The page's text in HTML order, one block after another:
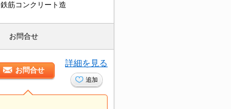
鉄筋コンクリート造
お問合せ
お問合せ
詳細を見る
追加